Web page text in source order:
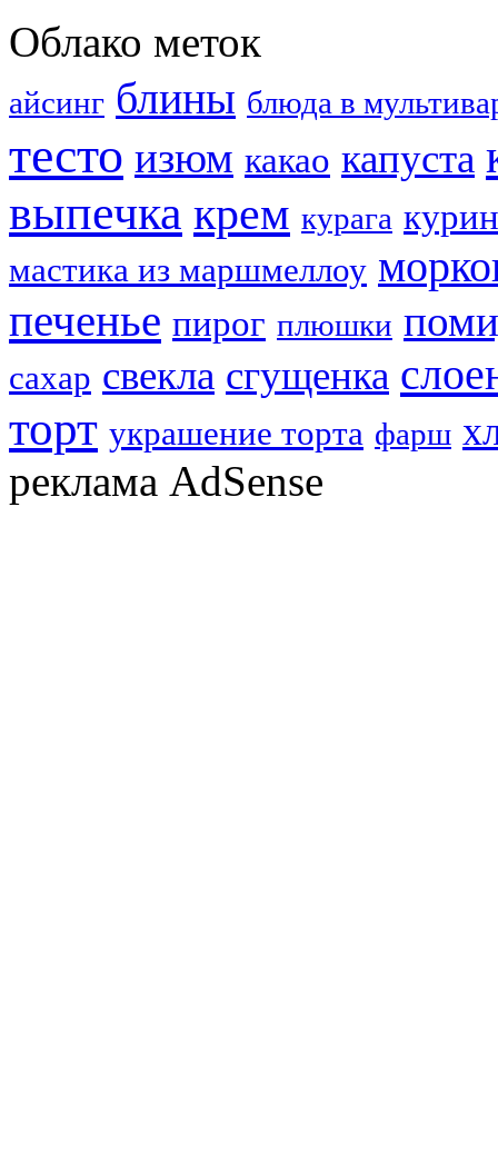
Облако меток
айсинг блины блюда в
тесто изюм какао капуста
выпечка крем курага
мастика из маршмеллоу
печенье пирог плюшки
сахар свекла сгущенка
торт украшение торта фарш
реклама AdSense